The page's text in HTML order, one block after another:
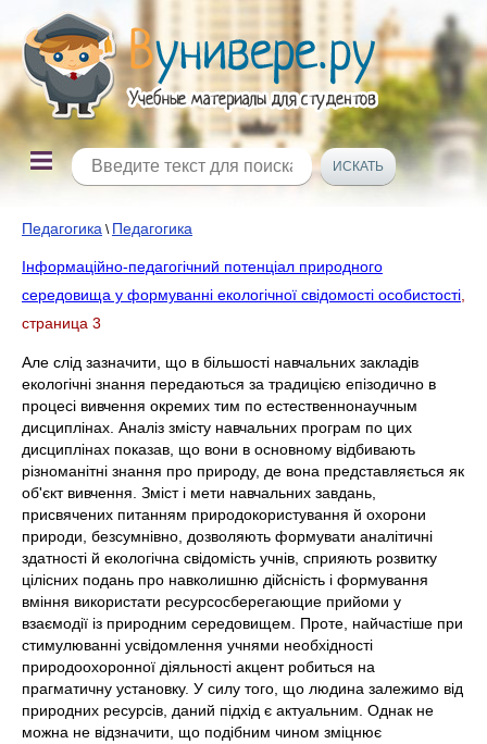
Педагогика \ Педагогика
Інформаційно-педагогічний потенціал природного
середовища у формуванні екологічної свідомості особистості
страница 3
Але слід зазначити, що в більшості навчальних закладів
екологічні знання передаються за традицією епізодично в
процесі вивчення окремих тим по естественнонаучным
дисциплінах. Аналіз змісту навчальних програм по цих
дисциплінах показав, що вони в основному відбивають
різноманітні знання про природу, де вона представляється як
об'єкт вивчення. Зміст і мети навчальних завдань,
присвячених питанням природокористування й охорони
природи, безсумнівно, дозволяють формувати аналітичні
здатності й екологічна свідомість учнів, сприяють розвитку
цілісних подань про навколишню дійсність і формування
вміння використати ресурсосберегающие прийоми у
взаємодії із природним середовищем. Проте, найчастіше при
стимулюванні усвідомлення учнями необхідності
природоохоронної діяльності акцент робиться на
прагматичну установку. У силу того, що людина залежимо від
природних ресурсів, даний підхід є актуальним. Однак не
можна не відзначити, що подібним чином зміцнює